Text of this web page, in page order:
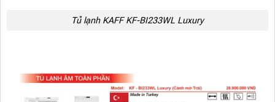
Tủ lạnh KAFF KF-BI233WL Luxury